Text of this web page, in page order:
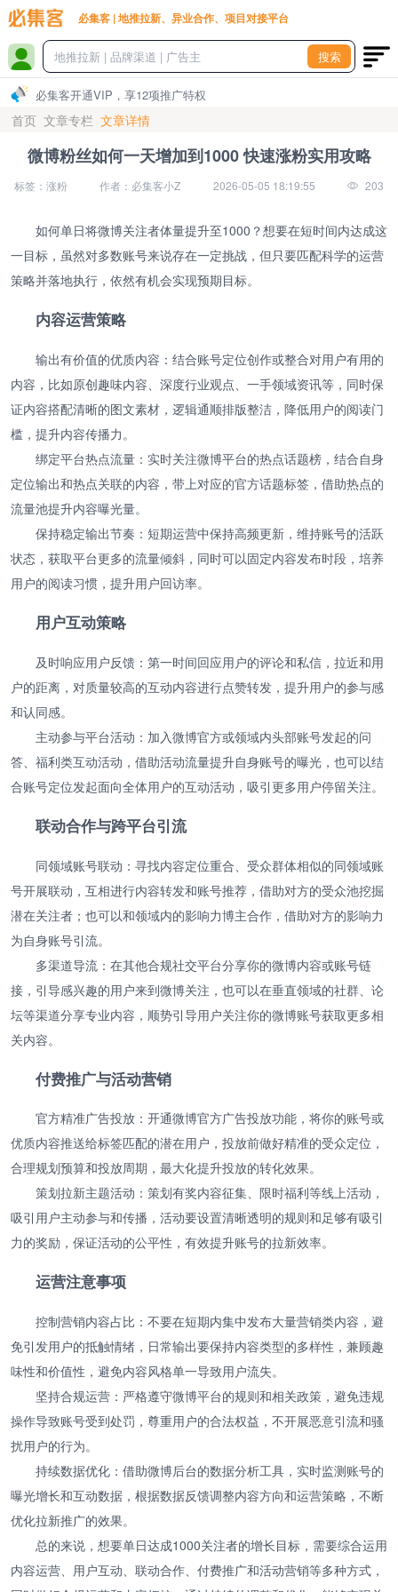
必集客 | 地推拉新、异业合作、项目对接平台
搜索
必集客开通VIP，享12项推广特权
首页 文章专栏 文章详情
微博粉丝如何一天增加到1000 快速涨粉实用攻略
标签：涨粉 作者：必集客小Z 2026-05-05 18:19:55 203
如何单日将微博关注者体量提升至1000？想要在短时间内达成这
一目标，虽然对多数账号来说存在一定挑战，但只要匹配科学的运营
策略并落地执行，依然有机会实现预期目标。
内容运营策略
输出有价值的优质内容：结合账号定位创作或整合对用户有用的
内容，比如原创趣味内容、深度行业观点、一手领域资讯等，同时保
证内容搭配清晰的图文素材，逻辑通顺排版整洁，降低用户的阅读门
槛，提升内容传播力。
绑定平台热点流量：实时关注微博平台的热点话题榜，结合自身
定位输出和热点关联的内容，带上对应的官方话题标签，借助热点的
流量池提升内容曝光量。
保持稳定输出节奏：短期运营中保持高频更新，维持账号的活跃
状态，获取平台更多的流量倾斜，同时可以固定内容发布时段，培养
用户的阅读习惯，提升用户回访率。
用户互动策略
及时响应用户反馈：第一时间回应用户的评论和私信，拉近和用
户的距离，对质量较高的互动内容进行点赞转发，提升用户的参与感
和认同感。
主动参与平台活动：加入微博官方或领域内头部账号发起的问
答、福利类互动活动，借助活动流量提升自身账号的曝光，也可以结
合账号定位发起面向全体用户的互动活动，吸引更多用户停留关注。
联动合作与跨平台引流
同领域账号联动：寻找内容定位重合、受众群体相似的同领域账
号开展联动，互相进行内容转发和账号推荐，借助对方的受众池挖掘
潜在关注者；也可以和领域内的影响力博主合作，借助对方的影响力
为自身账号引流。
多渠道导流：在其他合规社交平台分享你的微博内容或账号链
接，引导感兴趣的用户来到微博关注，也可以在垂直领域的社群、论
坛等渠道分享专业内容，顺势引导用户关注你的微博账号获取更多相
关内容。
付费推广与活动营销
官方精准广告投放：开通微博官方广告投放功能，将你的账号或
优质内容推送给标签匹配的潜在用户，投放前做好精准的受众定位，
合理规划预算和投放周期，最大化提升投放的转化效果。
策划拉新主题活动：策划有奖内容征集、限时福利等线上活动，
吸引用户主动参与和传播，活动要设置清晰透明的规则和足够有吸引
力的奖励，保证活动的公平性，有效提升账号的拉新效率。
运营注意事项
控制营销内容占比：不要在短期内集中发布大量营销类内容，避
免引发用户的抵触情绪，日常输出要保持内容类型的多样性，兼顾趣
味性和价值性，避免内容风格单一导致用户流失。
坚持合规运营：严格遵守微博平台的规则和相关政策，避免违规
操作导致账号受到处罚，尊重用户的合法权益，不开展恶意引流和骚
扰用户的行为。
持续数据优化：借助微博后台的数据分析工具，实时监测账号的
曝光增长和互动数据，根据数据反馈调整内容方向和运营策略，不断
优化拉新推广的效果。
总的来说，想要单日达成1000关注者的增长目标，需要综合运用
内容运营、用户互动、联动合作、付费推广和活动营销等多种方式，